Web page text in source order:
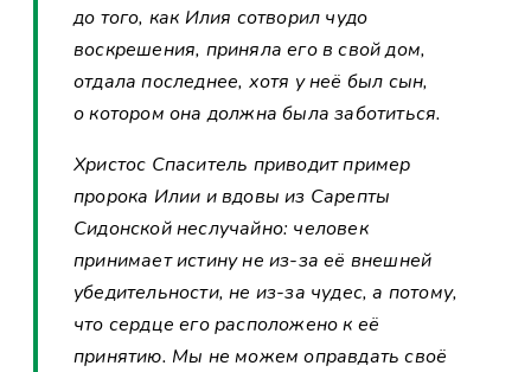
до того, как Илия сотворил чудо
воскрешения, приняла его в свой дом,
отдала последнее, хотя у неё был сын,
о котором она должна была заботиться.
Христос Спаситель приводит пример
пророка Илии и вдовы из Сарепты
Сидонской неслучайно: человек
принимает истину не из-за её внешней
убедительности, не из-за чудес, а потому,
что сердце его расположено к её
принятию. Мы не можем оправдать своё